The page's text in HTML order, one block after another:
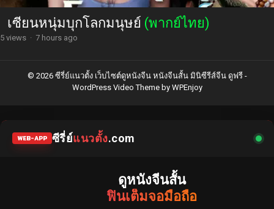
เซียนหนุ่มบุกโลกมนุษย์ (พากย์ไทย)
5 views · 7 hours ago
© 2026 ซีรี่ย์แนวตั้ง เว็บไซต์ดูหนังจีน หนังจีนสั้น มินิซีรีส์จีน ดูฟรี -
WordPress Video Themeby WPEnjoy
WEB-APP ซีรี่ย์แนวตั้ง.com
ดูหนังจีนสั้น
ฟินเต็มจอมือถือ